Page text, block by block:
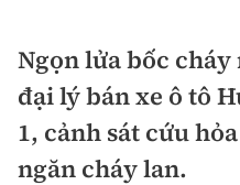
Thời sự
Chính trị
Xã hội
Xây dựng
Chỉ đạo điều hành
Giao thông
Ngọn lửa bốc
đại lý bán xe ô tô
1, cảnh sát cứu
ngăn cháy lan.